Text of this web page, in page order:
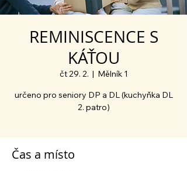
REMINISCENCE S
KÁŤOU
čt 29. 2.
  |
Mělník 1
určeno pro seniory DP a DL (kuchyňka DL
2. patro)
Čas a místo